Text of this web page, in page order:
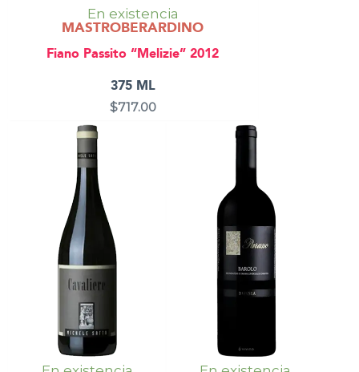
En existencia
MASTROBERARDINO
Fiano Passito “Melizie” 2012
375 ML
$717.00